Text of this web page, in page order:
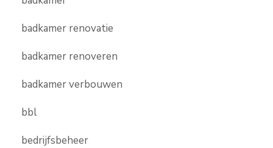
badkamer renovatie
badkamer renoveren
badkamer verbouwen
bbl
bedrijfsbeheer